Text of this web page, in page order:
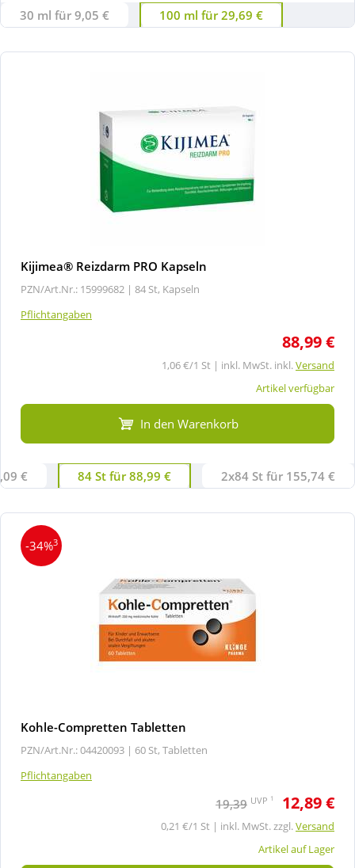
30 ml für 9,05 € 100 ml für 29,69 €
Kijimea® Reizdarm PRO Kapseln
PZN/Art.Nr.: 15999682 | 84 St, Kapseln
Pflichtangaben
88,99 €
1,06 €/1 St | inkl. MwSt. inkl.Versand
Artikel verfügbar
In den Warenkorb
€ 84 St für 88,99 € 2x84 St für 155,74 €
-34%3
Kohle-Compretten Tabletten
PZN/Art.Nr.: 04420093 | 60 St, Tabletten
Pflichtangaben
19,39 UVP 1 12,89 €
0,21 €/1 St | inkl. MwSt. zzgl.Versand
Artikel auf Lager